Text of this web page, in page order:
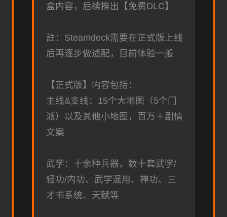
盒内容，后续推出【免费DLC】
註：Steamdeck需要在正式版上线
后再逐步做适配，目前体验一般
【正式版】内容包括：
主线&支线：15个大地图（5个门
派）以及其他小地图，百万＋剧情
文案
武学：十余种兵器，数十套武学/
轻功/内功、武学混用、神功、三
才书系统、天赋等